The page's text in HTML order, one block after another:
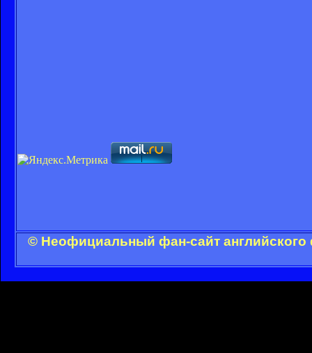
© Неофициальный фан-сайт английского